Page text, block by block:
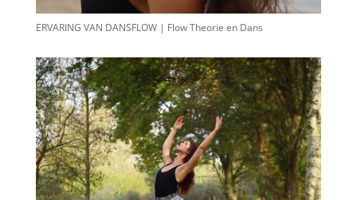
ERVARING VAN DANSFLOW | Flow Theorie en Dans